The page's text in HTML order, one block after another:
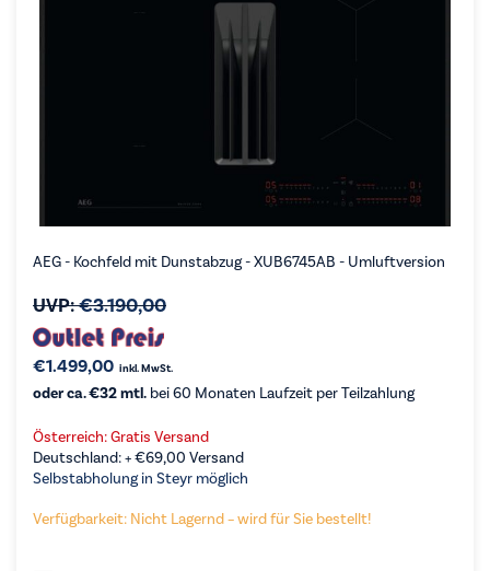
AEG - Kochfeld mit Dunstabzug - XUB6745AB - Umluftversion
UVP:€3.190,00
€1.499,00 inkl. MwSt.
oder ca. €32 mtl. bei 60 Monaten Laufzeit per Teilzahlung
Österreich: Gratis Versand
Deutschland: +€69,00 Versand
Selbstabholung in Steyr möglich
Verfügbarkeit: Nicht Lagernd – wird für Sie bestellt!